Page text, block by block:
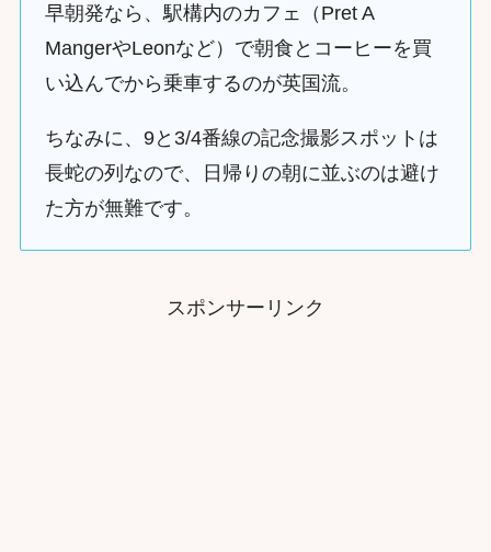
早朝発なら、駅構内のカフェ（Pret A
MangerやLeonなど）で朝食とコーヒーを買
い込んでから乗車するのが英国流。
ちなみに、9と3/4番線の記念撮影スポットは
長蛇の列なので、日帰りの朝に並ぶのは避け
た方が無難です。
スポンサーリンク